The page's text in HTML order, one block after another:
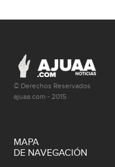
© Derechos Reservados
ajuaa.com - 2015
MAPA
DE NAVEGACIÓN